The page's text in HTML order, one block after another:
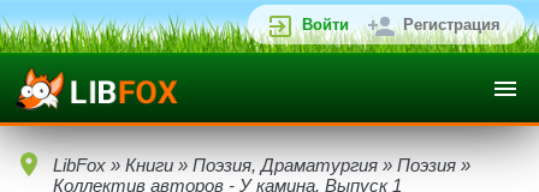
Войти Регистрация
LibFox » Книги » Поэзия, Драматургия » Поэзия »
Коллектив авторов - У камина. Выпуск 1